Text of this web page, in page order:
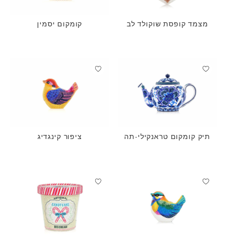
מצמד קופסת שוקולד לב קומקום יסמין
תיק קומקום טראנקילי-תה ציפור קינגדיג